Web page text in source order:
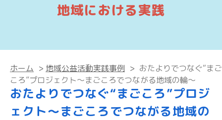
地域における実践
ホーム > 地域公益活動実践事例 > おたよりでつなぐ“まご
ころ”プロジェクト～まごころでつながる地域の輪～
おたよりでつなぐ“まごころ”プロジ
ェクト～まごころでつながる地域の